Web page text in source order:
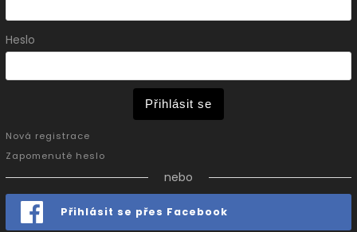
Heslo
Přihlásit se
Nová registrace
Zapomenuté heslo
nebo
Přihlásit se přes Facebook